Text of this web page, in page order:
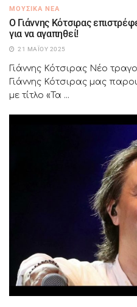
ΜΟΥΣΙΚΆ ΝΈΑ
Ο Γιάννης Κότσιρας
για να αγαπηθεί!
21 ΜΑΪ́ΟΥ 2025
Γιάννης Κότσιρας Νέο
Γιάννης Κότσιρας μας
με τίτλο «Τα ...